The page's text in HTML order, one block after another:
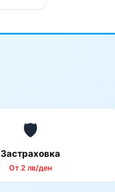
🛡️
Застраховка
От 2 лв/ден